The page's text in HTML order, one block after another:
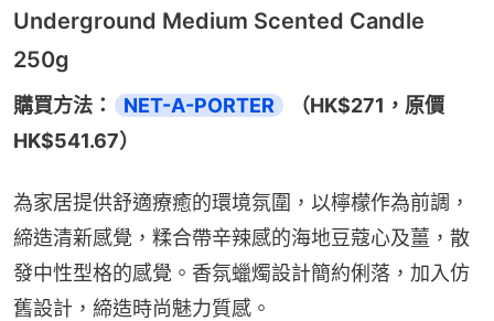
Underground Medium Scented Candle
250g
購買方法： NET-A-PORTER
（HK$271，原價
HK$541.67）
為家居提供舒適療癒的環境氛圍，以檸檬作為前調，
締造清新感覺，糅合帶辛辣感的海地豆蔻心及薑，散
發中性型格的感覺。香氛蠟燭設計簡約俐落，加入仿
舊設計，締造時尚魅力質感。